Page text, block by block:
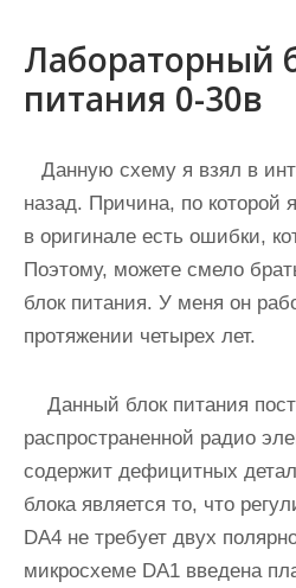
Лабораторный
питания 0-30в
Данную схему я взял в
назад. Причина, по
в оригинале есть ошибки,
Поэтому, можете смело
блок питания. У меня он
протяжении четырех лет.
Данный блок питания
распространенной радио
содержит дефицитных
блока является то, что
DA4 не требует двух
микросхеме DA1 введена